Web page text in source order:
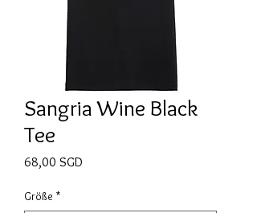
Sangria Wine Black
Tee
68,00 SGD
Größe *